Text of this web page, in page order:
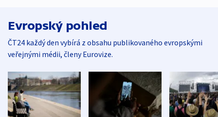
Evropský pohled
ČT24 každý den vybírá z obsahu publikovaného evropskými
veřejnými médii, členy Eurovize.